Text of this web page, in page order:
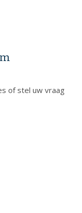
of stel uw vraag